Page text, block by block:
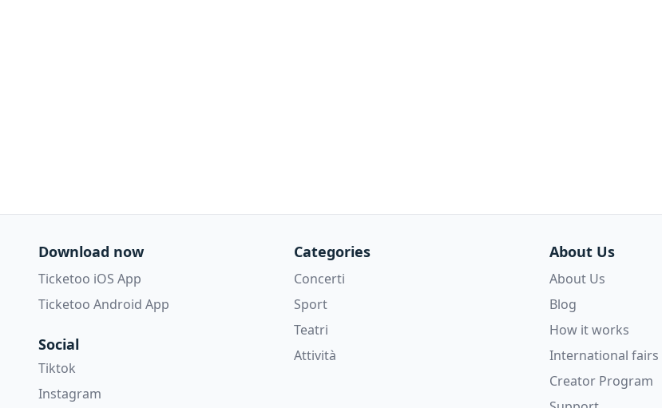
Download now
Ticketoo iOS App
Ticketoo Android App
Social
Tiktok
Instagram
Categories
Concerti
Sport
Teatri
Attività
About Us
About Us
Blog
How it works
International fairs
Creator Program